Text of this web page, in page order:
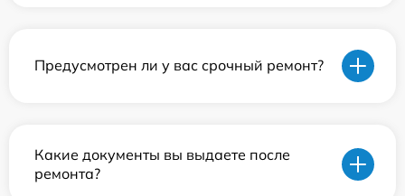
Предусмотрен ли у вас срочный ремонт?
Какие документы вы выдаете после
ремонта?